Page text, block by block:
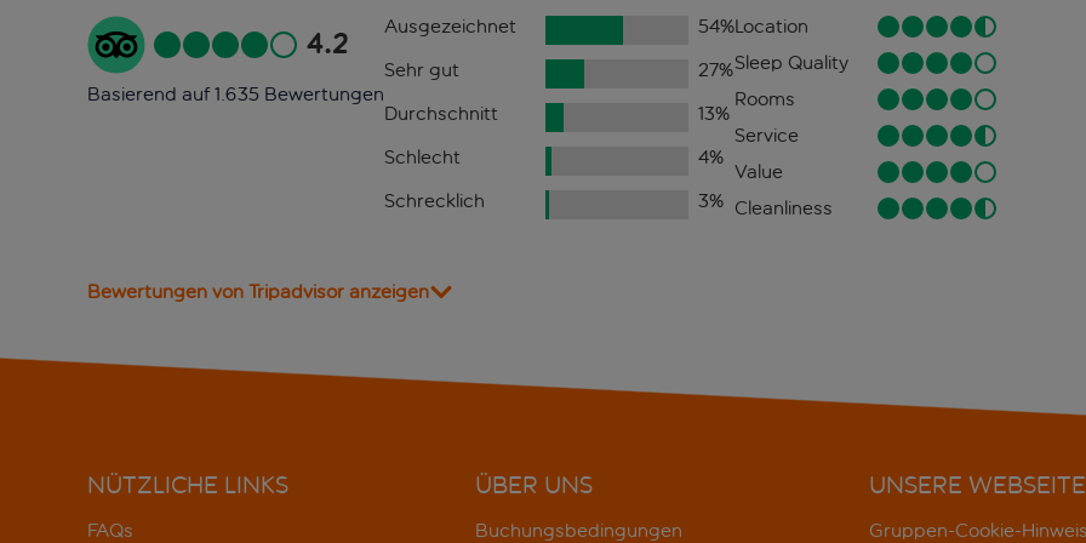
4.2
Basierend auf 1.635 Bewertungen
Ausgezeichnet 54%
Sehr gut
27%
Durchschnitt
13%
Schlecht
4%
Schrecklich
3%
Location
Sleep Quality
Rooms
Service
Value
Cleanliness
Bewertungen von Tripadvisor anzeigen
NÜTZLICHE LINKS
FAQs
ÜBER UNS
Buchungsbedingungen
UNSERE WEBSEITE
Gruppen-Cookie-